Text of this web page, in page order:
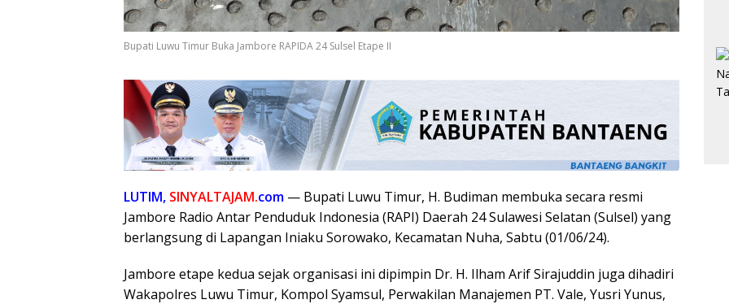
Bupati Luwu Timur Buka Jambore RAPIDA 24 Sulsel Etape II
LUTIM, SINYALTAJAM.com — Bupati Luwu Timur, H. Budiman membuka secara resmi
Jambore Radio Antar Penduduk Indonesia (RAPI) Daerah 24 Sulawesi Selatan (Sulsel) yang
berlangsung di Lapangan Iniaku Sorowako, Kecamatan Nuha, Sabtu (01/06/24).
Jambore etape kedua sejak organisasi ini dipimpin Dr. H. Ilham Arif Sirajuddin juga dihadiri
Wakapolres Luwu Timur, Kompol Syamsul, Perwakilan Manajemen PT. Vale, Yusri Yunus,